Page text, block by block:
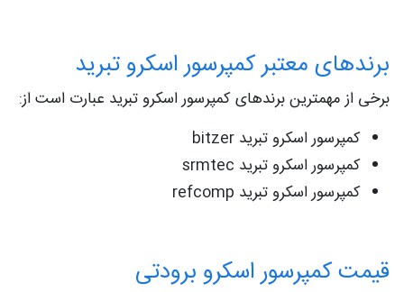
برندهای معتبر کمپرسور اسکرو تبرید
برخی از مهمترین برندهای کمپرسور اسکرو تبرید عبارت است از:
کمپرسور اسکرو تبرید bitzer
کمپرسور اسکرو تبرید srmtec
کمپرسور اسکرو تبرید refcomp
قیمت کمپرسور اسکرو برودتی